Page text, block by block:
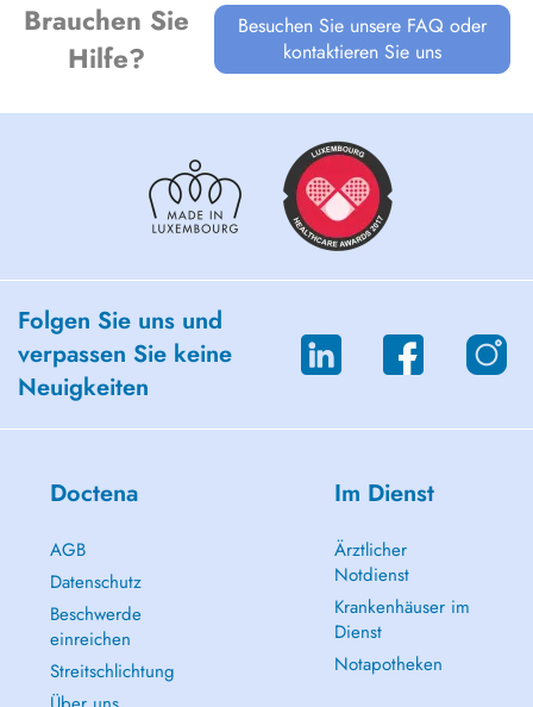
Brauchen Sie
Hilfe?
Besuchen Sie unsere FAQ oder
kontaktieren Sie uns
Folgen Sie uns und
verpassen Sie keine
Neuigkeiten
Doctena
AGB
Datenschutz
Beschwerde
einreichen
Streitschlichtung
Im Dienst
Ärztlicher
Notdienst
Krankenhäuser im
Dienst
Notapotheken